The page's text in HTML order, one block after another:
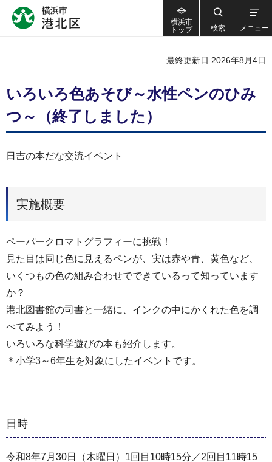
横浜市
トップ
検索 メニュー
最終更新日 2026年8月4日
いろいろ色あそび～水性ペンのひみ
つ～（終了しました）
日吉の本だな交流イベント
実施概要
ペーパークロマトグラフィーに挑戦！
見た目は同じ色に見えるペンが、実は赤や青、黄色など、
いくつもの色の組み合わせでできているって知っています
か？
港北図書館の司書と一緒に、インクの中にかくれた色を調
べてみよう！
いろいろな科学遊びの本も紹介します。
＊小学3～6年生を対象にしたイベントです。
日時
令和8年7月30日（木曜日）1回目10時15分／2回目11時15